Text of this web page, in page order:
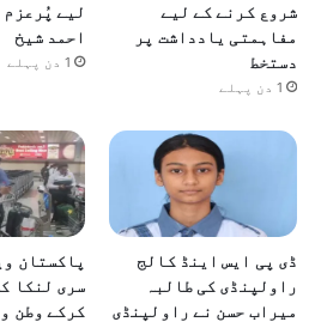
شروع کرنے کے لیے
مفاہمتی یادداشت پر
دستخط
1 دن پہلے
لیے پُرعزم
احمد شیخ
1 دن پہلے
ڈی پی ایس اینڈ کالج
راولپنڈی کی طالبہ
میراب حسن نے راولپنڈی
پاکستان
سری لنکا
کرکے وطن